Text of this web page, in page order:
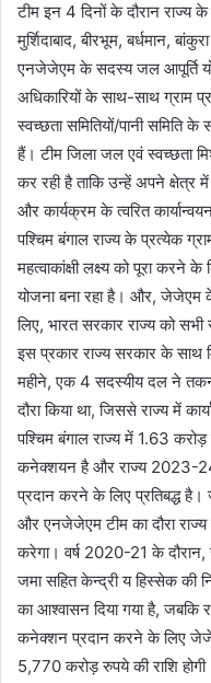
टीम इन 4 दिनों के दौरान राज्य के
मुर्शिदाबाद, बीरभूम, बर्धमान,
एनजेजेएम के सदस्य जल आपूर्ति
अधिकारियों के साथ-साथ ग्राम
स्वच्छता समितियों/पानी समिति
हैं। टीम जिला जल एवं स्वच्छता
कर रही है ताकि उन्हें अपने क्षेत्र
और कार्यक्रम के त्वरित
पश्चिम बंगाल राज्य के प्रत्येक
महत्वाकांक्षी लक्ष्य को पूरा
योजना बना रहा है। और, जेजेएम
लिए, भारत सरकार राज्य को
इस प्रकार राज्य सरकार के
महीने, एक 4 सदस्यीय दल ने
दौरा किया था, जिससे राज्य में
पश्चिम बंगाल राज्य में 1.63
कनेक्शयन है और राज्य 2023-
प्रदान करने के लिए प्रतिबद्ध
और एनजेजेएम टीम का दौरा राज्य
करेगा। वर्ष 2020-21 के
जमा सहित केन्द्री य हिस्सेक
का आश्वासन दिया गया है, जबकि
कनेक्शन प्रदान करने के लिए
5,770 करोड़ रुपये की राशि